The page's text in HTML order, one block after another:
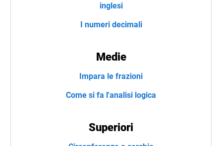
inglesi
I numeri decimali
Medie
Impara le frazioni
Come si fa l'analisi logica
Superiori